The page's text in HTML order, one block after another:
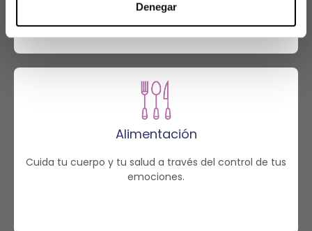
Denegar
Alimentación
Cuida tu cuerpo y tu salud a través del control de tus
emociones.